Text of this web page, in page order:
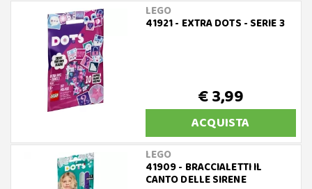
LEGO
41921 - EXTRA DOTS - SERIE 3
€ 3,99
ACQUISTA
LEGO
41909 - BRACCIALETTI IL
CANTO DELLE SIRENE